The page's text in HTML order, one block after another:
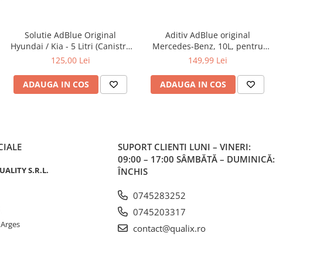
Solutie AdBlue Original
Hyundai / Kia - 5 Litri (Canistra
cu Picurator)
125,00 Lei
ADAUGA IN COS
Aditiv AdBlue original
Mercedes-Benz, 10L, pentru
motoarele diesel Euro 6
149,99 Lei
ADAUGA IN COS
S.R.L.
SUPORT CLIENTI LUNI – VINERI:
09:00 – 17:00 SÂMBĂTĂ – DUMINICĂ:
ÎNCHIS
0745283252
0745203317
contact@qualix.ro